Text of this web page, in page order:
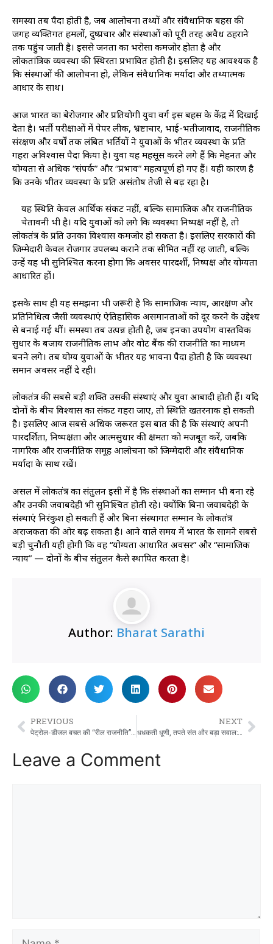
समस्या तब पैदा होती है, जब आलोचना तथ्यों और संवैधानिक बहस की
जगह व्यक्तिगत हमलों, दुष्प्रचार और संस्थाओं को पूरी तरह अवैध ठहराने
तक पहुंच जाती है। इससे जनता का भरोसा कमजोर होता है और
लोकतांत्रिक व्यवस्था की स्थिरता प्रभावित होती है। इसलिए यह आवश्यक है
कि संस्थाओं की आलोचना हो, लेकिन संवैधानिक मर्यादा और तथ्यात्मक
आधार के साथ।
आज भारत का बेरोजगार और प्रतियोगी युवा वर्ग इस बहस के केंद्र में दिखाई
देता है। भर्ती परीक्षाओं में पेपर लीक, भ्रष्टाचार, भाई-भतीजावाद, राजनीतिक
संरक्षण और वर्षों तक लंबित भर्तियों ने युवाओं के भीतर व्यवस्था के प्रति
गहरा अविश्वास पैदा किया है। युवा यह महसूस करने लगे हैं कि मेहनत और
योग्यता से अधिक “संपर्क” और “प्रभाव” महत्वपूर्ण हो गए हैं। यही कारण है
कि उनके भीतर व्यवस्था के प्रति असंतोष तेजी से बढ़ रहा है।
यह स्थिति केवल आर्थिक संकट नहीं, बल्कि सामाजिक और राजनीतिक
चेतावनी भी है। यदि युवाओं को लगे कि व्यवस्था निष्पक्ष नहीं है, तो
लोकतंत्र के प्रति उनका विश्वास कमजोर हो सकता है। इसलिए सरकारों की
जिम्मेदारी केवल रोजगार उपलब्ध कराने तक सीमित नहीं रह जाती, बल्कि
उन्हें यह भी सुनिश्चित करना होगा कि अवसर पारदर्शी, निष्पक्ष और योग्यता
आधारित हों।
इसके साथ ही यह समझना भी जरूरी है कि सामाजिक न्याय, आरक्षण और
प्रतिनिधित्व जैसी व्यवस्थाएं ऐतिहासिक असमानताओं को दूर करने के उद्देश्य
से बनाई गई थीं। समस्या तब उत्पन्न होती है, जब इनका उपयोग वास्तविक
सुधार के बजाय राजनीतिक लाभ और वोट बैंक की राजनीति का माध्यम
बनने लगे। तब योग्य युवाओं के भीतर यह भावना पैदा होती है कि व्यवस्था
समान अवसर नहीं दे रही।
लोकतंत्र की सबसे बड़ी शक्ति उसकी संस्थाएं और युवा आबादी होती हैं। यदि
दोनों के बीच विश्वास का संकट गहरा जाए, तो स्थिति खतरनाक हो सकती
है। इसलिए आज सबसे अधिक जरूरत इस बात की है कि संस्थाएं अपनी
पारदर्शिता, निष्पक्षता और आत्मसुधार की क्षमता को मजबूत करें, जबकि
नागरिक और राजनीतिक समूह आलोचना को जिम्मेदारी और संवैधानिक
मर्यादा के साथ रखें।
असल में लोकतंत्र का संतुलन इसी में है कि संस्थाओं का सम्मान भी बना रहे
और उनकी जवाबदेही भी सुनिश्चित होती रहे। क्योंकि बिना जवाबदेही के
संस्थाएं निरंकुश हो सकती हैं और बिना संस्थागत सम्मान के लोकतंत्र
अराजकता की ओर बढ़ सकता है। आने वाले समय में भारत के सामने सबसे
बड़ी चुनौती यही होगी कि वह “योग्यता आधारित अवसर” और “सामाजिक
न्याय” — दोनों के बीच संतुलन कैसे स्थापित करता है।
Author: Bharat Sarathi
PREVIOUS
पेट्रोल-डीजल बचत की “रील राजनीति” पर विद्रोही का हमला
NEXT
धधकती धूणी, तपते संत और बड़ा सवाल: क्या विकास का यही मॉडल है?
Leave a Comment